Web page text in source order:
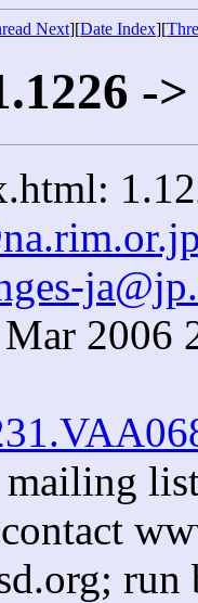
Next][Date Index][
->
2006
mailing